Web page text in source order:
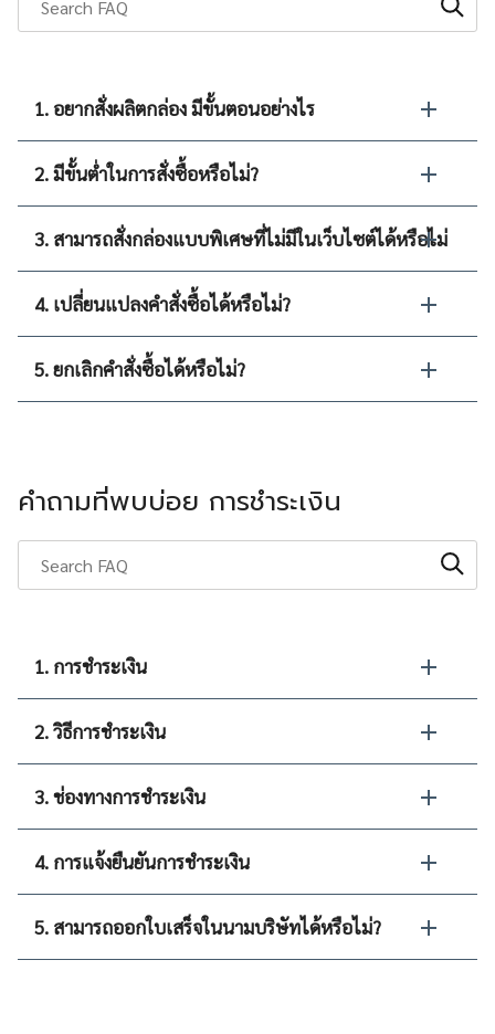
1. อยากสั่งผลิตกล่อง มีขั้นตอนอย่างไร
2. มีขั้นต่ำในการสั่งซื้อหรือไม่?
3. สามารถสั่งกล่องแบบพิเศษที่ไม่มีในเว็บไซต์ได้หรือไม่
4. เปลี่ยนแปลงคำสั่งซื้อได้หรือไม่?
5. ยกเลิกคำสั่งซื้อได้หรือไม่?
คำถามที่พบบ่อย การชำระเงิน
1. การชำระเงิน
2. วิธีการชำระเงิน
3. ช่องทางการชำระเงิน
4. การแจ้งยืนยันการชำระเงิน
5. สามารถออกใบเสร็จในนามบริษัทได้หรือไม่?